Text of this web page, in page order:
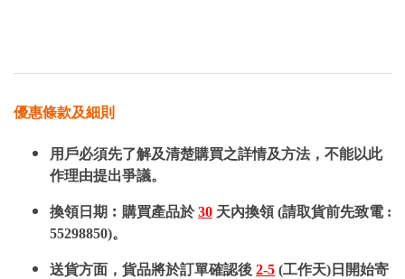
優惠條款及細則
用戶必須先了解及清楚購買之詳情及方法，不能以此
作理由提出爭議。
換領日期︰購買產品於30 天內換領 (請取貨前先致電 :
55298850)。
送貨方面，貨品將於訂單確認後 2-5 (工作天)日開始寄